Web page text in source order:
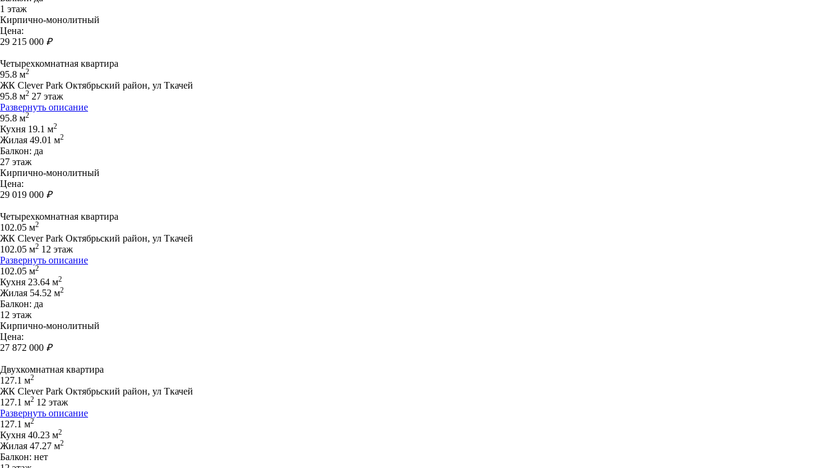
1 этаж
Кирпично-монолитный
Цена:
29 215 000 ₽
Четырехкомнатная квартира
95.8 м2
ЖК Clever Park Октябрьский район, ул Ткачей
95.8 м2 27 этаж
Развернуть описание
95.8 м2
Кухня 19.1 м2
Жилая 49.01 м2
Балкон: да
27 этаж
Кирпично-монолитный
Цена:
29 019 000 ₽
Четырехкомнатная квартира
102.05 м2
ЖК Clever Park Октябрьский район, ул Ткачей
102.05 м2 12 этаж
Развернуть описание
102.05 м2
Кухня 23.64 м2
Жилая 54.52 м2
Балкон: да
12 этаж
Кирпично-монолитный
Цена:
27 872 000 ₽
Двухкомнатная квартира
127.1 м2
ЖК Clever Park Октябрьский район, ул Ткачей
127.1 м2 12 этаж
Развернуть описание
127.1 м2
Кухня 40.23 м2
Жилая 47.27 м2
Балкон: нет